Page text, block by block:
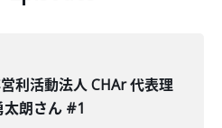
利活動法人 CHAr 代表理
太朗さん #1